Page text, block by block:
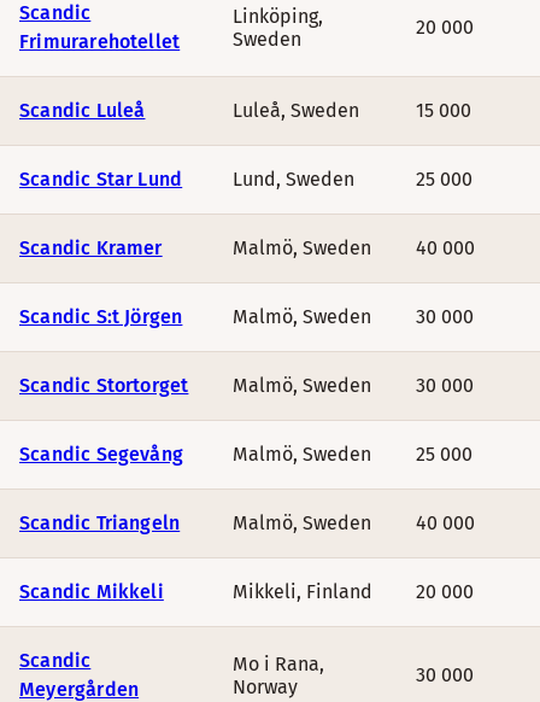
Scandic
Frimurarehotellet
Linköping,
Sweden
20 000
Scandic Luleå Luleå, Sweden 15 000
Scandic Star Lund Lund, Sweden 25 000
Scandic Kramer Malmö, Sweden 40 000
Scandic S:t Jörgen Malmö, Sweden 30 000
Scandic Stortorget Malmö, Sweden 30 000
Scandic Segevång Malmö, Sweden 25 000
Scandic Triangeln Malmö, Sweden 40 000
Scandic Mikkeli Mikkeli, Finland 20 000
Scandic
Meyergården
Mo i Rana,
Norway
30 000